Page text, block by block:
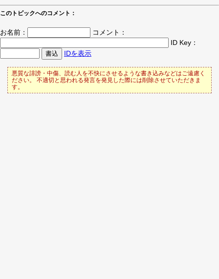
このトピックへのコメント：
お名前：
コメント：
ID Key：
IDを表示
悪質な誹謗・中傷、読む人を不快にさせるような書き込みなどはご遠慮く
ださい。 不適切と思われる発言を発見した際には削除させていただきま
す。